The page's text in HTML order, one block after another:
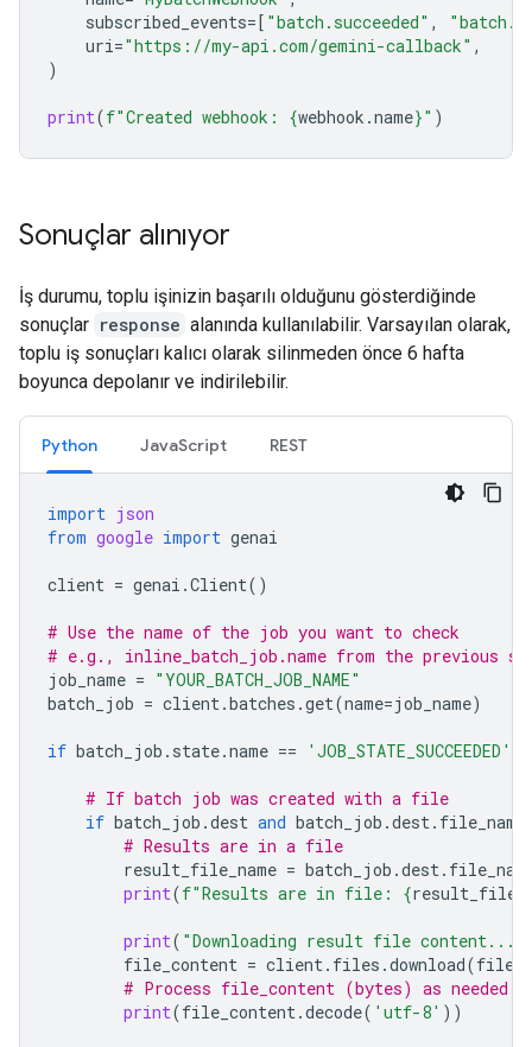
subscribed_events=[ "batch.succeeded" ,
uri="https://my-api.com/gemini-callback" ,
)
print(f"Created webhook: {webhook .name}" )
Sonuçlar alınıyor
İş durumu, toplu işinizin başarılı olduğunu gösterdiğinde
sonuçlar response alanında kullanılabilir. Varsayılan olarak,
toplu iş sonuçları kalıcı olarak silinmeden önce 6 hafta
boyunca depolanır ve indirilebilir.
Python JavaScript REST
import json
from google import genai
client = genai .Client()
# Use the name of the job you want to check
# e.g., inline_batch_job.name from the previous
job_name = "YOUR_BATCH_JOB_NAME"
batch_job = client.batches .get(name=job_name)
if batch_job . state.name == 'JOB_STATE_SUCCEEDED'
# If batch job was created with a file
if batch_job .dest and batch_job .dest. file_name
# Results are in a file
result_file_name = batch_job .dest.
print(f"Results are in file: {
print( "Downloading result file content..."
file_content = client. files .download(file
# Process file_content (bytes) as needed
print(file_content.decode( 'utf-8' ))